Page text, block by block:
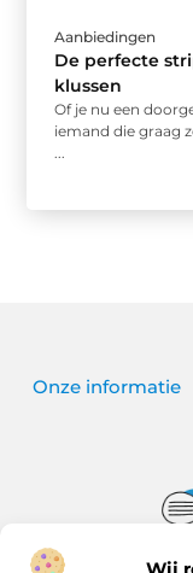
Aanbiedingen
De perfecte
klussen
Of je nu een
iemand die graag
...
Onze informatie